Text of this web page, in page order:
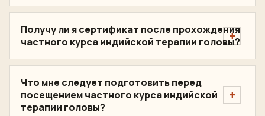
Получу ли я сертификат после прохождения
частного курса индийской терапии головы?
Что мне следует подготовить перед
посещением частного курса индийской
терапии головы?